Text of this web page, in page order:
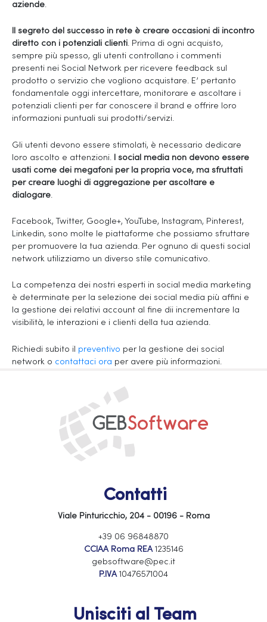
aziende.
Il segreto del successo in rete è creare occasioni di incontro
diretto con i potenziali clienti. Prima di ogni acquisto,
sempre più spesso, gli utenti controllano i commenti
presenti nei Social Network per ricevere feedback sul
prodotto o servizio che vogliono acquistare. E’ pertanto
fondamentale oggi intercettare, monitorare e ascoltare i
potenziali clienti per far conoscere il brand e offrire loro
informazioni puntuali sui prodotti/servizi.
Gli utenti devono essere stimolati, è necessario dedicare
loro ascolto e attenzioni.
I social media non devono essere
usati come dei megafoni per la propria voce, ma sfruttati
per creare luoghi di aggregazione per ascoltare e
dialogare
Facebook, Twitter, Google+, YouTube, Instagram, Pinterest,
Linkedin, sono molte le piattaforme che possiamo sfruttare
per promuovere la tua azienda. Per ognuno di questi social
network utilizziamo un diverso stile comunicativo.
La competenza dei nostri esperti in social media marketing
è determinate per la selezione dei social media più affini e
la gestione dei relativi account al fine dii incrementare la
visibilità, le interazioni e i clienti della tua azienda.
Richiedi subito il preventivo per la gestione dei social
network o contattaci ora per avere più informazioni.
Contatti
Viale Pinturicchio, 204 - 00196 - Roma
+39 06 96848870
CCIAA Roma REA1235146
gebsoftware@pec.it
P.IVA10476571004
Unisciti al Team